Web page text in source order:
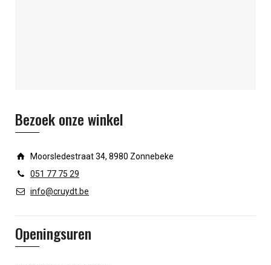
Bezoek onze winkel
Moorsledestraat 34, 8980 Zonnebeke
051 77 75 29
info@cruydt.be
Openingsuren